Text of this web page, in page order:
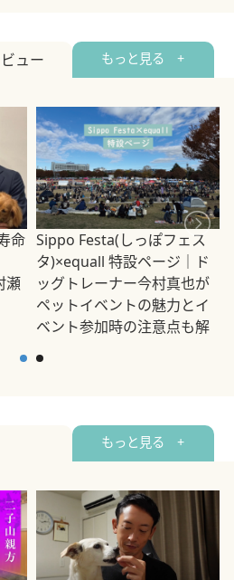
ュー もっと見る +
命
瀬
Sippo Festa(しっぽフェス
タ)×equall 特設ページ｜ド
ッグトレーナー今村真也が
ペットイベントの魅力とイ
ベント参加時の注意点も解
2026年5月12日
もっと見る +